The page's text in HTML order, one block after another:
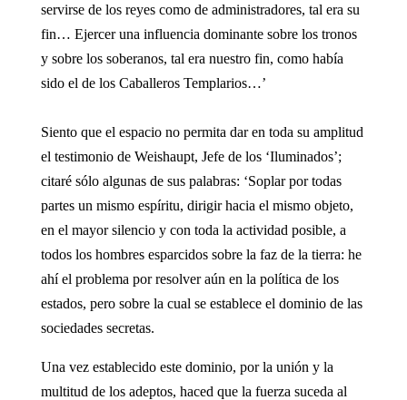
servirse de los reyes como de administradores, tal era su
fin… Ejercer una influencia dominante sobre los tronos
y sobre los soberanos, tal era nuestro fin, como había
sido el de los Caballeros Templarios…’
Siento que el espacio no permita dar en toda su amplitud
el testimonio de Weishaupt, Jefe de los ‘Iluminados’;
citaré sólo algunas de sus palabras: ‘Soplar por todas
partes un mismo espíritu, dirigir hacia el mismo objeto,
en el mayor silencio y con toda la actividad posible, a
todos los hombres esparcidos sobre la faz de la tierra: he
ahí el problema por resolver aún en la política de los
estados, pero sobre la cual se establece el dominio de las
sociedades secretas.
Una vez establecido este dominio, por la unión y la
multitud de los adeptos, haced que la fuerza suceda al